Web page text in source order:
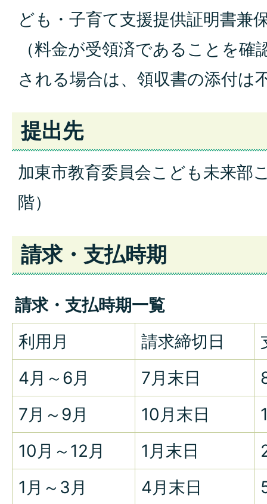
ども・子育て支援提供証明書兼
（料金が受領済であることを
される場合は、領収書の添付は
提出先
加東市教育委員会こども未来部
階）
請求・支払時期
請求・支払時期一覧
利用月
請求締切日
4月～6月
7月末日
7月～9月
10月末日
10月～12月
1月末日
1月～3月
4月末日